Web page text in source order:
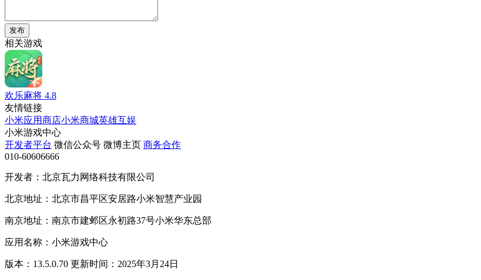
发布
相关游戏
欢乐麻将 4.8
友情链接
小米应用商店小米商城英雄互娱
小米游戏中心
开发者平台 微信公众号 微博主页 商务合作
010-60606666
开发者：北京瓦力网络科技有限公司
北京地址：北京市昌平区安居路小米智慧产业园
南京地址：南京市建邺区永初路37号小米华东总部
应用名称：小米游戏中心
版本：13.5.0.70 更新时间：2025年3月24日